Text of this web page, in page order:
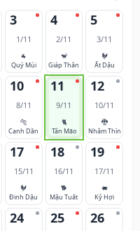
3
1/11
🐐
Quý Mùi
4
2/11
🐒
Giáp Thân
5
3/11
🐓
Ất Dậu
10
8/11
🐅
Canh Dần
11
9/11
🐈
Tân Mão
12
10/11
🐉
Nhâm Thìn
17
15/11
🐓
Đinh Dậu
18
16/11
🐕
Mậu Tuất
19
17/11
🐖
Kỷ Hợi
24 25 26